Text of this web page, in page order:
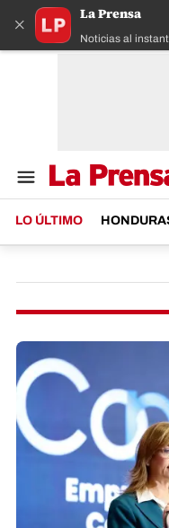
×
La Prensa
Noticias al
LO ÚLTIMO